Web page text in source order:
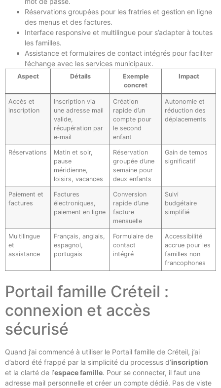
Réservations groupées pour les fratries et gestion en ligne
des menus et des factures.
Interface responsive et multilingue pour s’adapter à toutes
les familles.
Assistance et formulaires de contact intégrés pour faciliter
l’échange avec les services municipaux.
Aspect Détails
Exemple
concret
Impact
Accès et
inscription
Inscription via
une adresse mail
valide,
récupération par
e‑mail
Création
rapide d’un
compte pour
le second
enfant
Autonomie et
réduction des
déplacements
Réservations
Matin et soir,
pause
méridienne,
loisirs, vacances
Réservation
groupée d’une
semaine pour
deux enfants
Gain de temps
significatif
Paiement et
factures
Factures
électroniques,
paiement en ligne
Conversion
rapide d’une
facture
mensuelle
Suivi
budgétaire
simplifié
Multilingue
et
assistance
Français, anglais,
espagnol,
portugais
Formulaire de
contact
intégré
Accessibilité
accrue pour les
familles non
francophones
Portail famille Créteil :
connexion et accès
sécurisé
Quand j’ai commencé à utiliser le Portail famille de Créteil, j’ai
d’abord été frappé par la simplicité du processus d’inscription
et la clarté de l’espace famille. Pour se connecter, il faut une
adresse mail personnelle et créer un compte dédié. Pas de viste